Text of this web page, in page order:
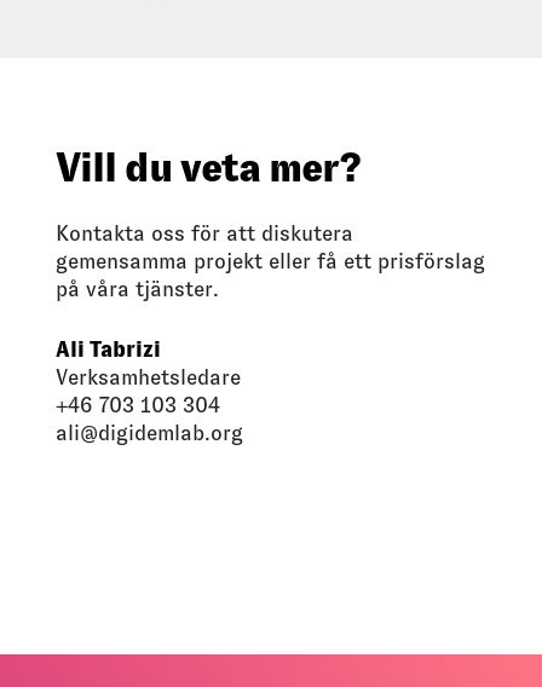
Vill du veta mer?
Kontakta oss för att diskutera
gemensamma projekt eller få ett prisförslag
på våra tjänster.
Ali Tabrizi
Verksamhetsledare
+46 703 103 304
ali@digidemlab.org